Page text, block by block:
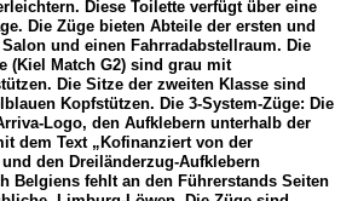
Diese Toilette verfügt über eine
Die Züge bieten Abteile der ersten und
und einen Fahrradabstellraum. Die
(Kiel Match G2) sind grau mit
Die Sitze der zweiten Klasse sind
Kopfstützen. Die 3-System-Züge: Die
Logo, den Aufklebern unterhalb der
dem Text „Kofinanziert von der
den Dreiländerzug-Aufklebern
Belgiens fehlt an den Führerstands Seiten